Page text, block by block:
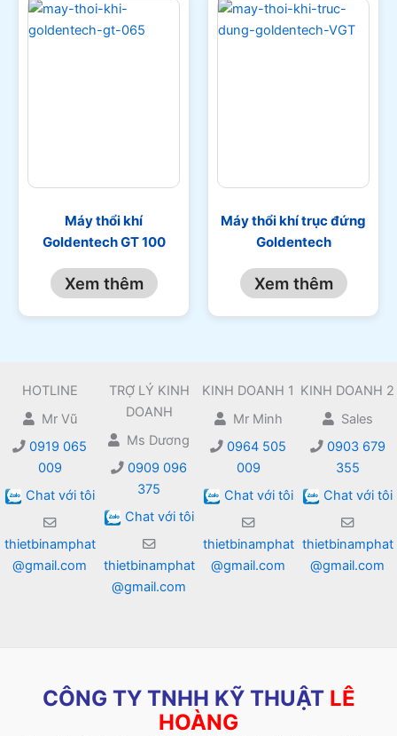
Máy thổi khí
Goldentech GT 100
Xem thêm
Máy thổi khí trục đứng
Goldentech
Xem thêm
HOTLINE
Mr Vũ
0919 065
009
Chat với tôi
thietbinamphat
@gmail.com
TRỢ LÝ KINH
DOANH
Ms Dương
0909 096
375
Chat với tôi
thietbinamphat
@gmail.com
KINH DOANH 1
Mr Minh
0964 505
009
Chat với tôi
thietbinamphat
@gmail.com
KINH DOANH 2
Sales
0903 679
355
Chat với tôi
thietbinamphat
@gmail.com
CÔNG TY TNHH KỸ THUẬT LÊ
HOÀNG